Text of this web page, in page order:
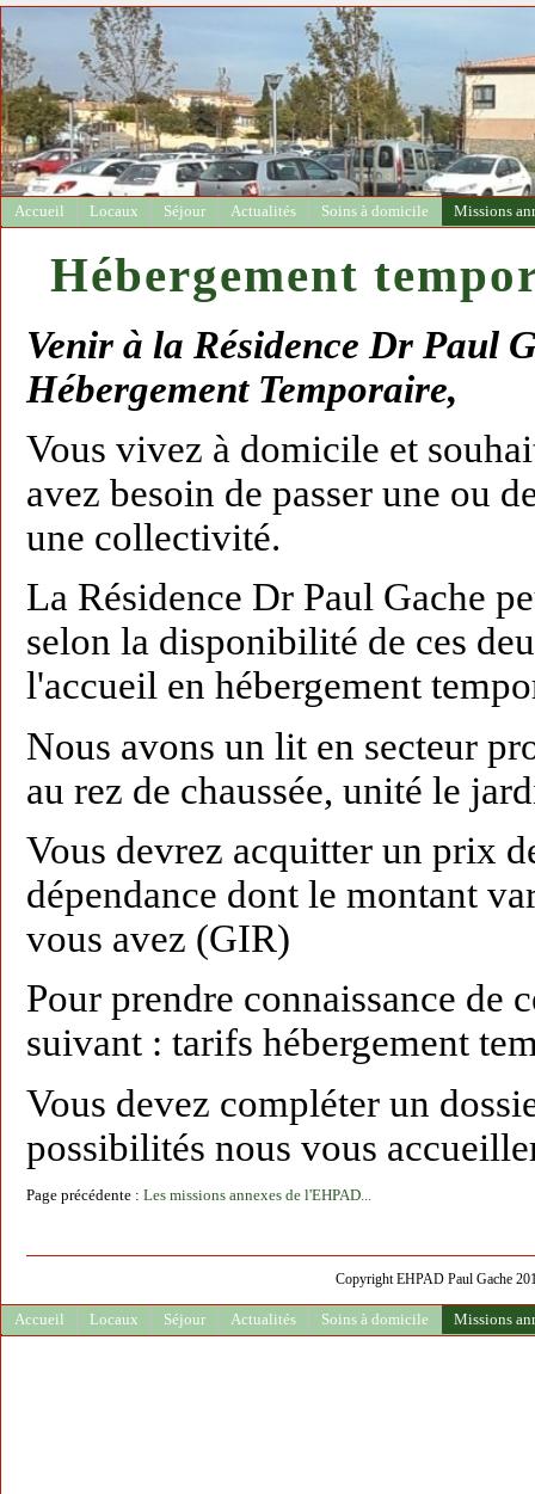
Accueil Locaux Séjour Actualités Soins à domicile Missions
Hébergement
Venir à la Résidence Dr Paul
Hébergement Temporaire,
Vous vivez à domicile et
avez besoin de passer une ou
une collectivité.
La Résidence Dr Paul Gache
selon la disponibilité de ces
l'accueil en hébergement
Nous avons un lit en secteur
au rez de chaussée, unité le
Vous devrez acquitter un prix
dépendance dont le montant
vous avez (GIR)
Pour prendre connaissance de
suivant : tarifs hébergement
Vous devez compléter un
possibilités nous vous
Page précédente : Les missions annexes de l'EHPAD...
Copyright EHPAD Paul Gache
Accueil Locaux Séjour Actualités Soins à domicile Missions